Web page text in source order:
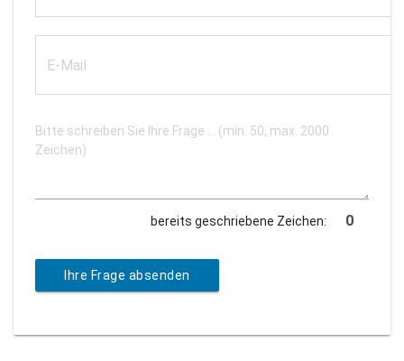
bereits geschriebene Zeichen:
Ihre Frage absenden